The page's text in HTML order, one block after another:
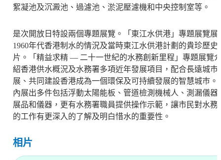
絮凝池及沉澱池、過濾池、淤泥壓濾機和中央控制室等。
是次開放日特設兩個專題展覽。「東江水供港」專題展覽展
1960年代香港制水的情況及當時東江水供港計劃的貴珍歷史
片。「精益求精 — 二十一世紀的水務創新里程」專題展覽
紹香港供水概況及水務署多項近年發展項目，配合長遠城巿
展、共同建設香港成為一個環保及可持續發展的智慧城巿。
內展出多件包括浮動太陽能板、管道檢測機械人、測漏儀器
展品和儀器，更有水務署職員提供操作示範，讓市民對水務
的工作有更深入的了解及明白惜水的重要性。
相片